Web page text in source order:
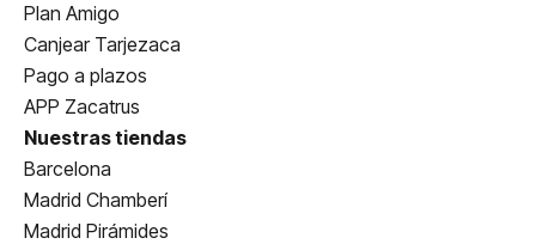
Plan Amigo
Canjear Tarjezaca
Pago a plazos
APP Zacatrus
Nuestras tiendas
Barcelona
Madrid Chamberí
Madrid Pirámides